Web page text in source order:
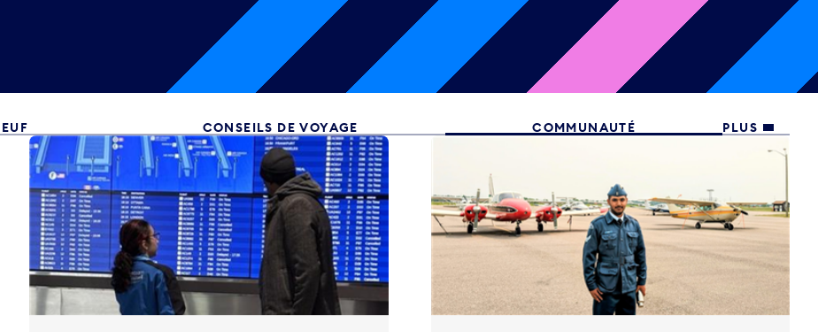
CONSEILS DE VOYAGE COMMUNAUTÉ PLUS